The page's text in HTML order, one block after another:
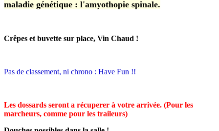
maladie génétique : l'amyothopie spinale.
Crêpes et buvette sur place, Vin Chaud !
Pas de classement, ni chrono : Have Fun !!
Les dossards seront a récuperer à votre arrivée. (Pour les
marcheurs, comme pour les traileurs)